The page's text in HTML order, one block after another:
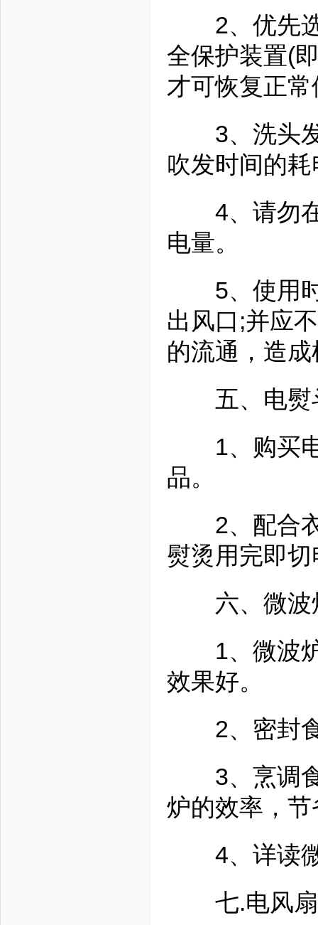
2、优先选
全保护装置(
才可恢复正
3、洗头发
吹发时间的
4、请勿在
电量。
5、使用时
出风口;并应
的流通，造
五、电熨
1、购买电
品。
2、配合衣
熨烫用完即
六、微波
1、微波炉
效果好。
2、密封食
3、烹调食
炉的效率，
4、详读微
七.电风扇